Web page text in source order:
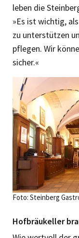
leben die
»Es ist wichtig,
zu unterstützen
pflegen. Wir
sicher.«
Foto: Steinberg
Hofbräukeller